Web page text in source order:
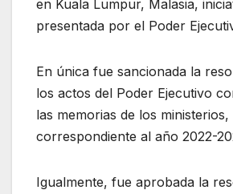
en Kuala Lumpur, Malasia,
presentada por el Poder
En única fue sancionada la
los actos del Poder Ejecutivo
las memorias de los ministerios,
correspondiente al año 2022-
Igualmente, fue aprobada la